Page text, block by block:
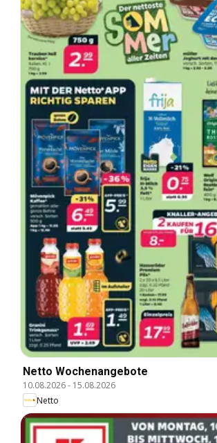
Netto Wochenangebote
10.08.2026- 15.08.2026
Netto